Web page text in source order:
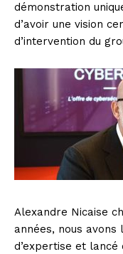
démonstration
d’avoir une vision
d’intervention du
Alexandre Nicaise
années, nous
d’expertise et